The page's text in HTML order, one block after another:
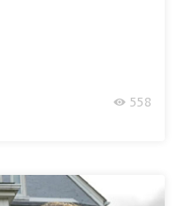
558